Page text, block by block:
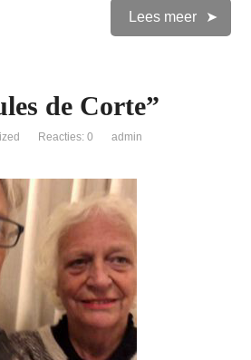
Lees meer
de Corte”
Reacties: 0 admin